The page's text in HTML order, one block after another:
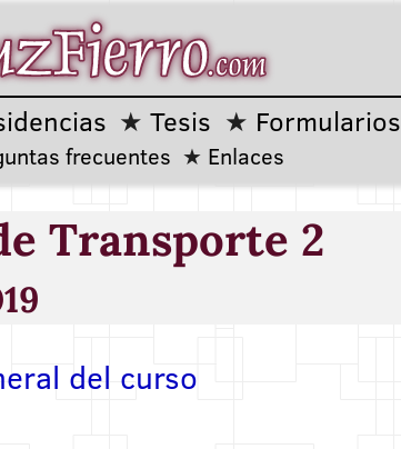
Tesis Formularios
frecuentes Enlaces
Transporte 2
del curso